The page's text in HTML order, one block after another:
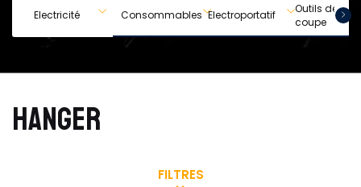
Electricité Consommables Electroportatif
Outils de
coupe
HANGER
FILTRES